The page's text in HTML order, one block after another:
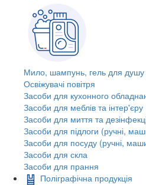
Мило, шампунь, гель для душу
Освіжувачі повітря
Засоби для кухонного
Засоби для меблів та інтер'єру
Засоби для миття та
Засоби для підлоги (ручні,
Засоби для посуду (ручні,
Засоби для скла
Засоби для прання
Поліграфічна продукція